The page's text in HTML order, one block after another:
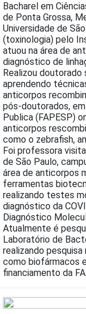
Bacharel em
de Ponta Grossa,
Universidade de
(toxinologia) pelo
atuou na área de
diagnóstico de
Realizou doutorado
aprendendo
anticorpos
pós-doutorados,
Publica (FAPESP)
anticorpos
como o zebrafish,
Foi professora
de São Paulo,
área de anticorpos
ferramentas
realizando testes
diagnóstico da
Diagnóstico
Atualmente é
Laboratório de
realizando
como biofármacos
financiamento da